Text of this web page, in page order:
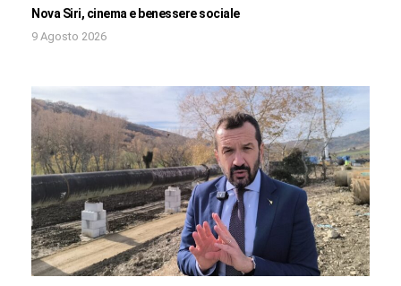
Nova Siri, cinema e benessere sociale
9 Agosto 2026